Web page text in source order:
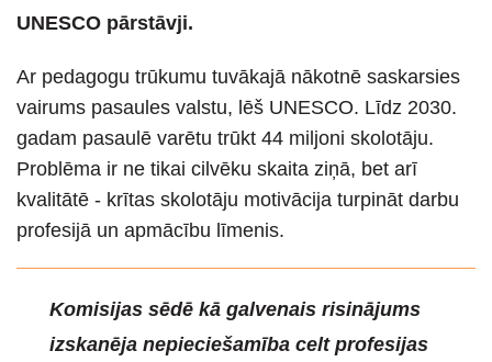
UNESCO pārstāvji.
Ar pedagogu trūkumu tuvākajā nākotnē saskarsies
vairums pasaules valstu, lēš UNESCO. Līdz 2030.
gadam pasaulē varētu trūkt 44 miljoni skolotāju.
Problēma ir ne tikai cilvēku skaita ziņā, bet arī
kvalitātē - krītas skolotāju motivācija turpināt darbu
profesijā un apmācību līmenis.
Komisijas sēdē kā galvenais risinājums
izskanēja nepieciešamība celt profesijas